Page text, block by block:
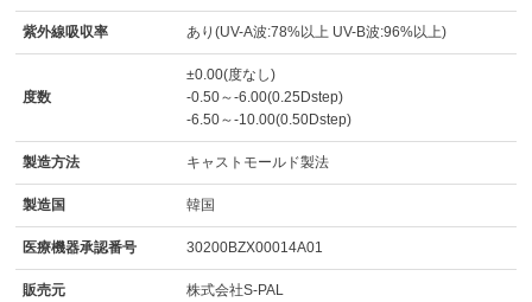
紫外線吸収率 あり(UV-A波:78%以上 UV-B波:96%以上)
度数
±0.00(度なし)
-0.50～-6.00(0.25Dstep)
-6.50～-10.00(0.50Dstep)
製造方法 キャストモールド製法
製造国 韓国
医療機器承認番号 30200BZX00014A01
販売元 株式会社S-PAL